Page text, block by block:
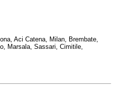
Aci Catena, Milan, Brembate,
Marsala, Sassari, Cimitile,